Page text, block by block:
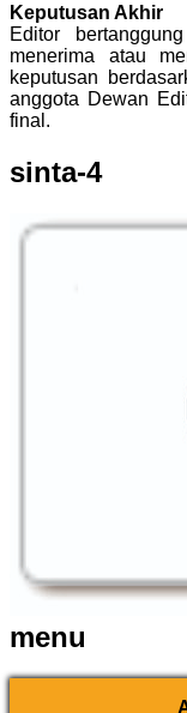
Keputusan Akhir
Editor
menerima atau
keputusan
anggota Dewan
final.
sinta-4
menu